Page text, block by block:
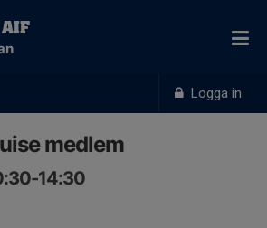
Logga in
AIF
medlem
14:30